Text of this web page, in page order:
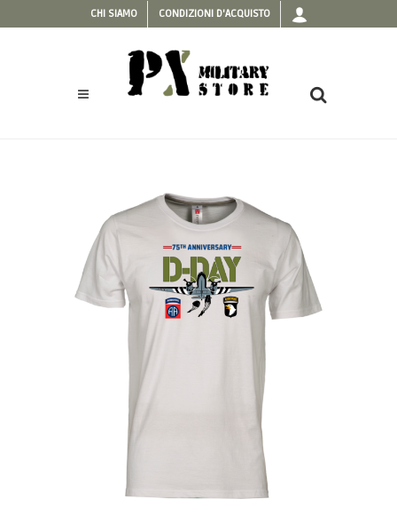
CHI SIAMO CONDIZIONI D'ACQUISTO